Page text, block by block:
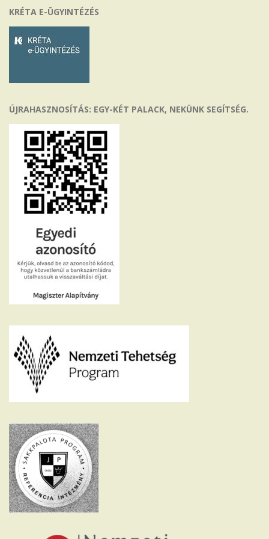
KRÉTA E-ÜGYINTÉZÉS
ÚJRAHASZNOSÍTÁS: EGY-KÉT PALACK, NEKÜNK SEGÍTSÉG.